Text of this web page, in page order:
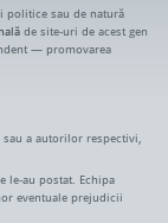
politice sau de natură
de site-uri de acest gen
— promovarea
sau a autorilor respectivi,
le-au postat. Echipa
eventuale prejudicii